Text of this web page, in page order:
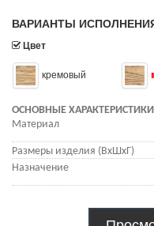
ВАРИАНТЫ
Цвет
кремовый
ОСНОВНЫЕ ХАРАКТЕРИСТИКИ
Материал
Размеры изделия (ВхШхГ)
Назначение